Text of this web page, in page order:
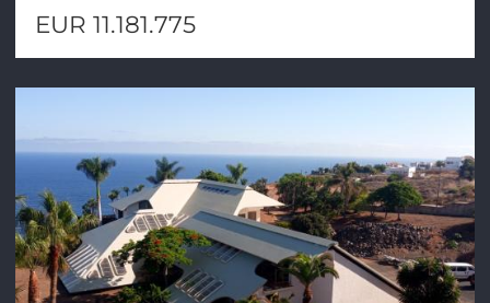
EUR 11.181.775